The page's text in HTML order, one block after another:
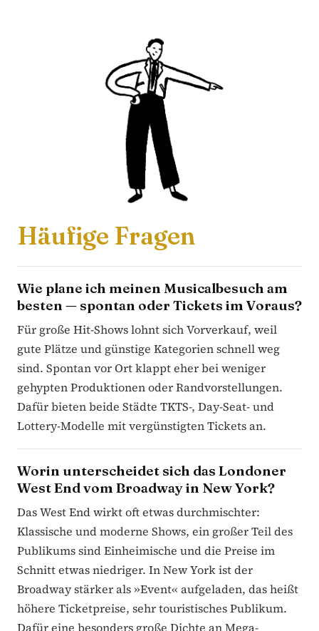
Häufige Fragen
Wie plane ich meinen Musicalbesuch am
besten — spontan oder Tickets im Voraus?
Für große Hit-Shows lohnt sich Vorverkauf, weil
gute Plätze und günstige Kategorien schnell weg
sind. Spontan vor Ort klappt eher bei weniger
gehypten Produktionen oder Randvorstellungen.
Dafür bieten beide Städte TKTS-, Day-Seat- und
Lottery-Modelle mit vergünstigten Tickets an.
Worin unterscheidet sich das Londoner
West End vom Broadway in New York?
Das West End wirkt oft etwas durchmischter:
Klassische und moderne Shows, ein großer Teil des
Publikums sind Einheimische und die Preise im
Schnitt etwas niedriger. In New York ist der
Broadway stärker als »Event« aufgeladen, das heißt
höhere Ticketpreise, sehr touristisches Publikum.
Dafür eine besonders große Dichte an Mega-